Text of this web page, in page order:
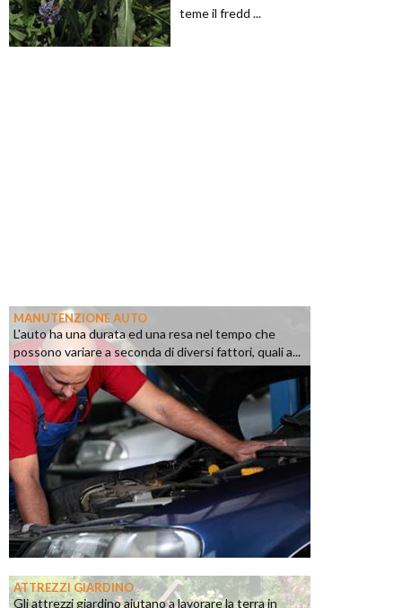
teme il fredd ...
MANUTENZIONE AUTO
L'auto ha una durata ed una resa nel tempo che
possono variare a seconda di diversi fattori, quali a...
ATTREZZI GIARDINO
Gli attrezzi giardino aiutano a lavorare la terra in